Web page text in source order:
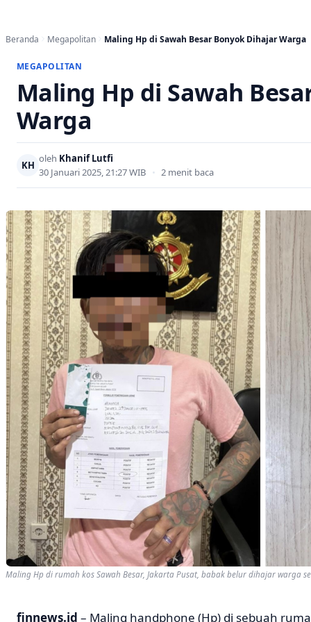
Beranda Megapolitan Maling Hp di Sawah Besar Bonyok Dihajar Warga
MEGAPOLITAN
Maling Hp di Sawah
Warga
KH
oleh Khanif Lutfi
30 Januari 2025, 21:27 WIB • 2 menit baca
Maling Hp di rumah kos Sawah Besar, Jakarta Pusat, babak belur dihajar warga
finnews.id – Maling handphone (Hp) di sebuah